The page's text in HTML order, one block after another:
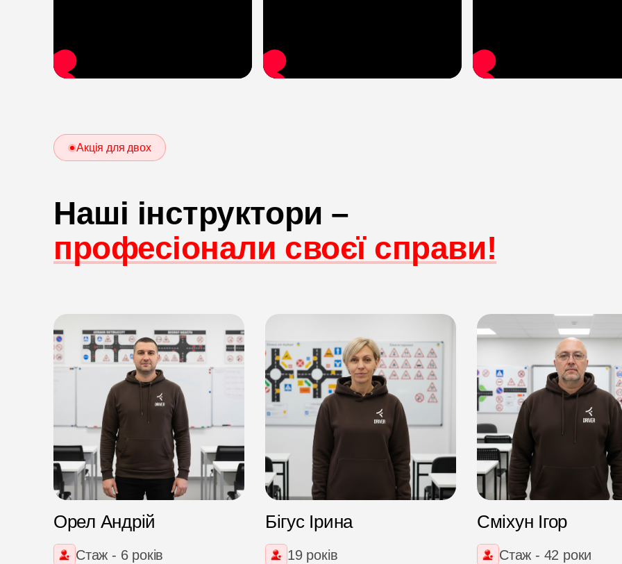
Акція для двох
Наші інструктори –
професіонали своєї справи!
Орел Андрій
Стаж - 6 років
Бігус Ірина
19 років
Сміхун Ігор
Стаж - 42 роки